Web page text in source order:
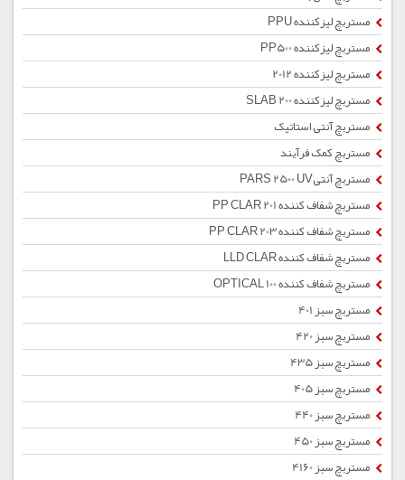
مستربچ لیزکننده PPU
مستربچ لیزکننده PP500
مستربچ لیزکننده 2012
مستربچ لیزکننده SLAB 200
مستربچ آنتی استاتیک
مستربچ کمک فرآیند
مستربچ آنتیPARS 2500 UV
مستربچ شفاف کننده PP CLAR 201
مستربچ شفاف کننده PP CLAR 203
مستربچ شفاف کننده LLD CLAR
مستربچ شفاف کننده OPTICAL 100
مستربچ سبز 401
مستربچ سبز 420
مستربچ سبز 435
مستربچ سبز 405
مستربچ سبز 440
مستربچ سبز 450
مستربچ سبز 4160